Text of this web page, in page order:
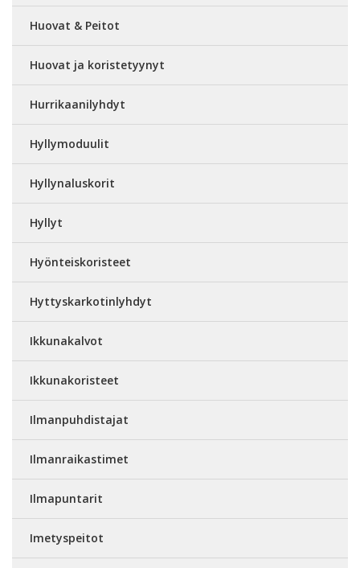
Huovat & Peitot
Huovat ja koristetyynyt
Hurrikaanilyhdyt
Hyllymoduulit
Hyllynaluskorit
Hyllyt
Hyönteiskoristeet
Hyttyskarkotinlyhdyt
Ikkunakalvot
Ikkunakoristeet
Ilmanpuhdistajat
Ilmanraikastimet
Ilmapuntarit
Imetyspeitot